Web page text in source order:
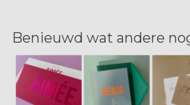
Benieuwd wat andere